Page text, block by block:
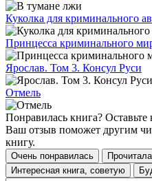
Куколка для криминального
Принцесса криминального
Ярослав. Том 3. Консул Руси
Отмель
Понравилась книга? Оставьте
Ваш отзыв поможет другим
книгу.
Очень понравилась
Интересная книга, советую